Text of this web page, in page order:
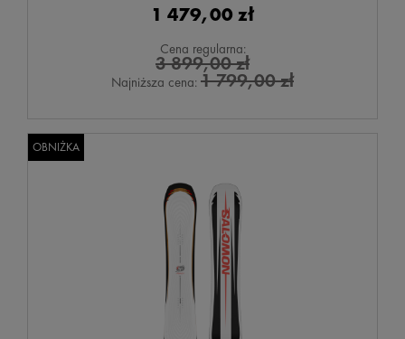
1 479,00 zł
Cena regularna:
3 899,00 zł
Najniższa cena: 1 799,00 zł
OBNIŻKA